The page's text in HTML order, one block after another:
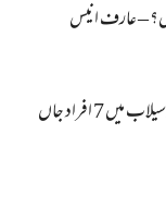
– عارف انیس
متحدہ عرب امارات میں بارشوں اور سیلاب میں 7 افراد جاں